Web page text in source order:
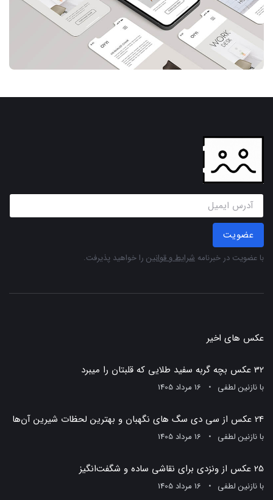
عضویت
با عضویت در خبرنامه شرایط و قوانین را خواهید پذیرفت.
عکس های اخیر
32 عکس بچه گربه سفید طلایی که قلبتان را میبرد
بانازنین لطفی 16 مرداد 1405
24 عکس از سی دی سگ های نگهبان و بهترین لحظات شیرین آن‌ها
بانازنین لطفی 16 مرداد 1405
25 عکس از ونزدی برای نقاشی ساده و شگفت‌انگیز
بانازنین لطفی 16 مرداد 1405